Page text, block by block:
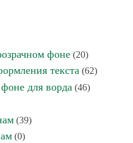
фоне (20)
текста (62)
для ворда (46)
(39)
(0)